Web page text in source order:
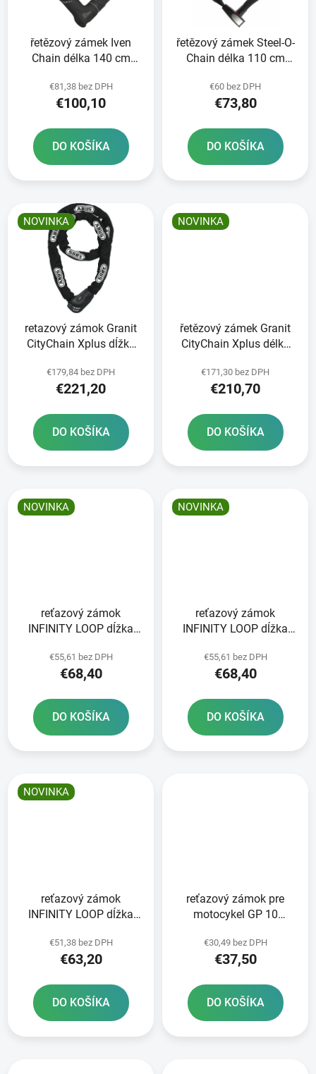
řetězový zámek Iven
Chain délka 140 cm
€81,38 bez DPH
€100,10
DO KOŠÍKA
řetězový zámek Steel-O-
Chain délka 110 cm
€60 bez DPH
€73,80
DO KOŠÍKA
NOVINKA
retazový zámok Granit
CityChain Xplus dĺžka
ABUS
€179,84 bez DPH
€221,20
DO KOŠÍKA
NOVINKA
řetězový zámek Granit
CityChain Xplus délka
ABUS
€171,30 bez DPH
€210,70
DO KOŠÍKA
NOVINKA
reťazový zámok
INFINITY LOOP dĺžka
€55,61 bez DPH
€68,40
DO KOŠÍKA
NOVINKA
reťazový zámok
INFINITY LOOP dĺžka
€55,61 bez DPH
€68,40
DO KOŠÍKA
NOVINKA
reťazový zámok
INFINITY LOOP dĺžka
€51,38 bez DPH
€63,20
DO KOŠÍKA
reťazový zámok pre
motocykel GP 10
€30,49 bez DPH
€37,50
DO KOŠÍKA